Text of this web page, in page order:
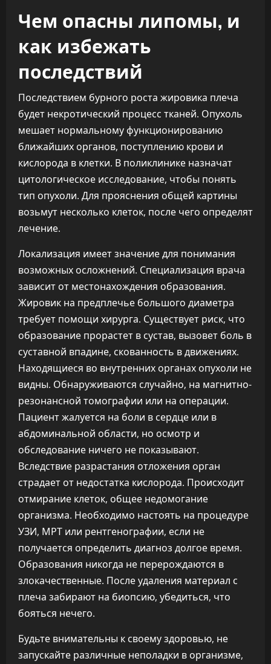
Чем опасны липомы, и
как избежать
последствий
Последствием бурного роста жировика плеча
будет некротический процесс тканей. Опухоль
мешает нормальному функционированию
ближайших органов, поступлению крови и
кислорода в клетки. В поликлинике назначат
цитологическое исследование, чтобы понять
тип опухоли. Для прояснения общей картины
возьмут несколько клеток, после чего определят
лечение.
Локализация имеет значение для понимания
возможных осложнений. Специализация врача
зависит от местонахождения образования.
Жировик на предплечье большого диаметра
требует помощи хирурга. Существует риск, что
образование прорастет в сустав, вызовет боль в
суставной впадине, скованность в движениях.
Находящиеся во внутренних органах опухоли не
видны. Обнаруживаются случайно, на магнитно-
резонансной томографии или на операции.
Пациент жалуется на боли в сердце или в
абдоминальной области, но осмотр и
обследование ничего не показывают.
Вследствие разрастания отложения орган
страдает от недостатка кислорода. Происходит
отмирание клеток, общее недомогание
организма. Необходимо настоять на процедуре
УЗИ, МРТ или рентгенографии, если не
получается определить диагноз долгое время.
Образования никогда не перерождаются в
злокачественные. После удаления материал с
плеча забирают на биопсию, убедиться, что
бояться нечего.
Будьте внимательны к своему здоровью, не
запускайте различные неполадки в организме,